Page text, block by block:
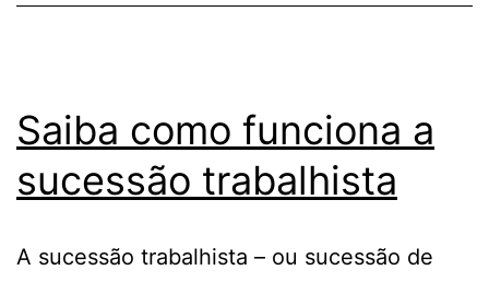
Saiba como funciona a
sucessão trabalhista
A sucessão trabalhista – ou sucessão de